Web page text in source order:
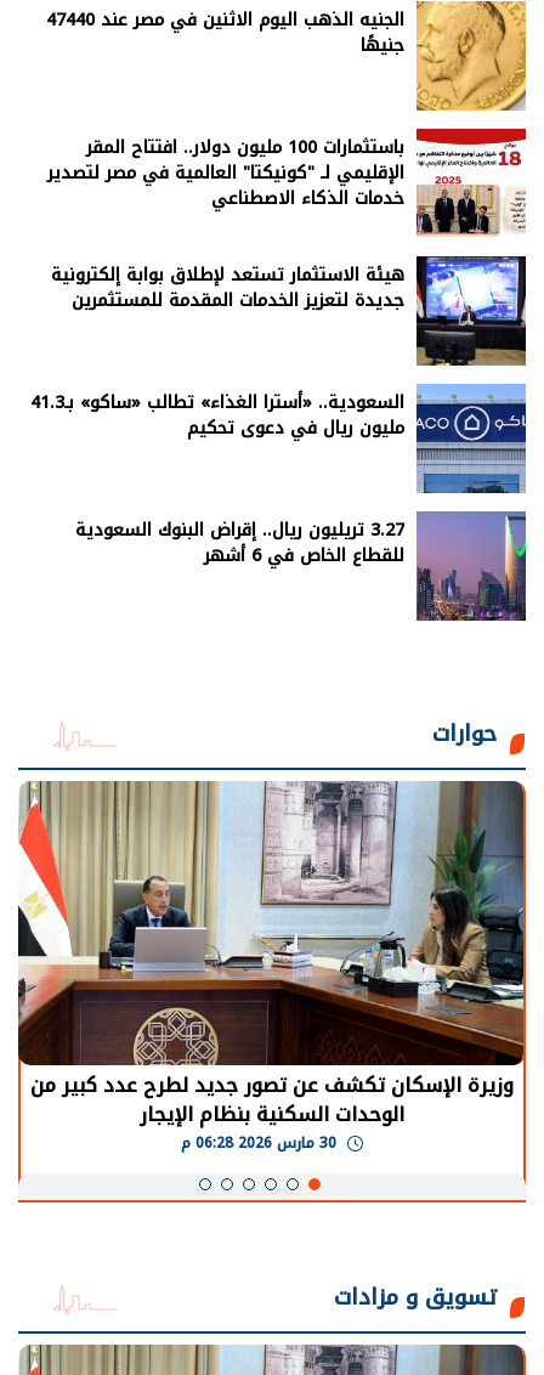
الجنيه الذهب اليوم الاثنين في مصر عند 47440
جنيهًا
باستثمارات 100 مليون دولار.. افتتاح المقر
الإقليمي لـ "كونيكتا" العالمية في مصر لتصدير
خدمات الذكاء الاصطناعي
هيئة الاستثمار تستعد لإطلاق بوابة إلكترونية
جديدة لتعزيز الخدمات المقدمة للمستثمرين
السعودية.. «أسترا الغذاء» تطالب «ساكو» بـ41.3
مليون ريال في دعوى تحكيم
3.27 تريليون ريال.. إقراض البنوك السعودية
للقطاع الخاص في 6 أشهر
حوارات
وزيرة الإسكان تكشف عن تصور جديد لطرح عدد كبير من
الوحدات السكنية بنظام الإيجار
تسويق و مزادات